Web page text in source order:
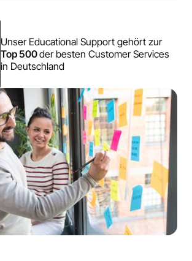
Unser Educational Support gehört zur
Top 500der besten Customer Services
in Deutschland